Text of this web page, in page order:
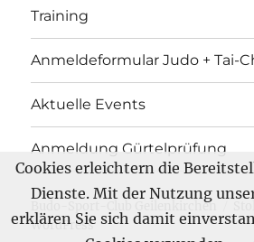
Training
Anmeldeformular Judo + Tai-
Aktuelle Events
Anmeldung Gürtelprüfung
Budo-Sport-Club Geilenkirchen
WordPress
Cookies erleichtern die
Dienste. Mit der Nutzung
erklären Sie sich damit